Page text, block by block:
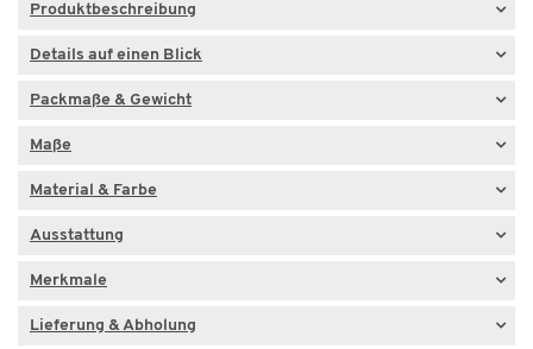
Produktbeschreibung
Details auf einen Blick
Packmaße & Gewicht
Maße
Material & Farbe
Ausstattung
Merkmale
Lieferung & Abholung